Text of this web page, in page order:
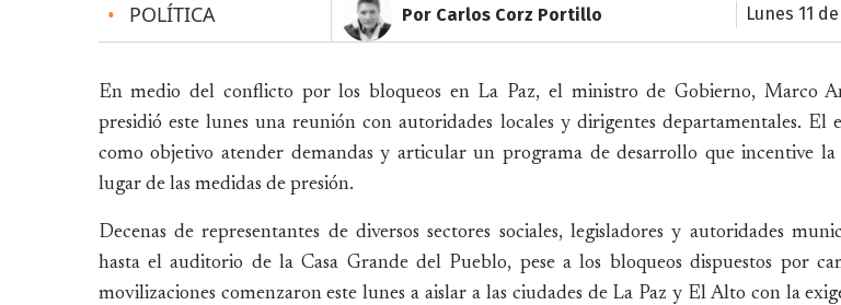
• POLÍTICA Por Carlos Corz Portillo lunes 11
En medio del conflicto por los bloqueos en La Paz, el ministro de Gobierno, Marco
presidió este lunes una reunión con autoridades locales y dirigentes departamentales. El
como objetivo atender demandas y articular un programa de desarrollo que incentive
lugar de las medidas de presión.
Decenas de representantes de diversos sectores sociales, legisladores y autoridades
hasta el auditorio de la Casa Grande del Pueblo, pese a los bloqueos dispuestos por
movilizaciones comenzaron este lunes a aislar a las ciudades de La Paz y El Alto con la